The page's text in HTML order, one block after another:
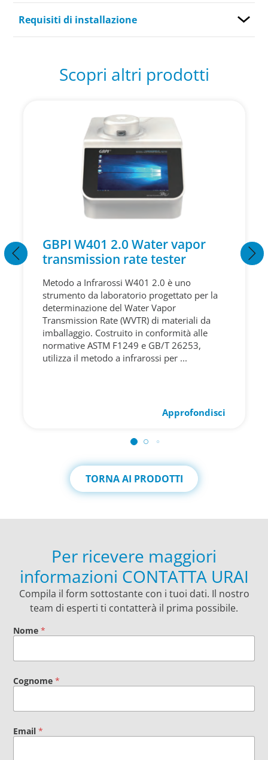
Requisiti di installazione
Scopri altri prodotti
GBPI W401 2.0 Water vapor
transmission rate tester
Metodo a Infrarossi W401 2.0 è uno
strumento da laboratorio progettato per la
determinazione del Water Vapor
Transmission Rate (WVTR) di materiali da
imballaggio. Costruito in conformità alle
normative ASTM F1249 e GB/T 26253,
utilizza il metodo a infrarossi per ...
Approfondisci
TORNA AI PRODOTTI
Per ricevere maggiori
informazioni CONTATTA URAI
Compila il form sottostante con i tuoi dati. Il nostro
team di esperti ti contatterà il prima possibile.
Nome*
Cognome*
Email*